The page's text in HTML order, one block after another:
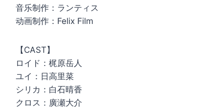
音乐制作：ランティス
动画制作：Felix Film
【CAST】
ロイド：梶原岳人
ユイ：日高里菜
シリカ：白石晴香
クロス：廣瀬大介